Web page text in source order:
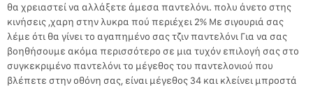
θα χρειαστεί να αλλάξετε άμεσα παντελόνι. πολυ άνετο στης
κινήσεις ,χαρη στην λυκρα πού περιέχει 2% Με σιγουριά σας
λέμε ότι θα γίνει το αγαπημένο σας τζιν παντελόνι Για να σας
βοηθήσουμε ακόμα περισσότερο σε μια τυχόν επιλογή σας στο
συγκεκριμένο παντελόνι το μέγεθος του παντελονιού που
βλέπετε στην οθόνη σας, είναι μέγεθος 34 και κλείνει μπροστά